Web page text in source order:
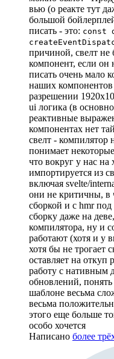
вью (о реакте тут
большой
писать - это: const
причиной, свелт не
компонент, если он
писать очень мало
наших
разрешении
ui логика (в
реактивные
компонентах нет
свелт - компилятор
понимает
что вокруг у нас на
импортируется из
включая svelte/
они не критичны, в
сборкой и с hmr
сборку даже на
компилятора, ну и
работают (хотя и у
хотя бы не трогает
оставляет на откуп
работу с нативным
обновлений,
шаблоне весьма
весьма
этого еще больше
особо хочется
Написано более